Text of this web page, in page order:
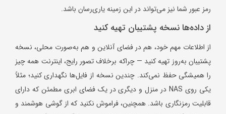
رمز عبور شما نیز می‌تواند در این زمینه یاری‌رسان باشد.
از داده‌ها نسخه پشتیبان تهیه کنید
از اطلاعات مهم خود، هم در فضای آنلاین و هم به‌صورت محلی، نسخه
پشتیبان به‌روز تهیه کنید — چراکه برخلاف تصور رایج، اینترنت همه چیز
را همیشگی حفظ نمی‌کند. چندین نسخه از فایل‌ها نگهداری کنید؛ مثلاً
یکی روی NAS در منزل و دیگری در یک فضای ابری مطمئن که دارای
قابلیت رمزنگاری باشد. همچنین، فراموش نکنید که از گوشی هوشمند و